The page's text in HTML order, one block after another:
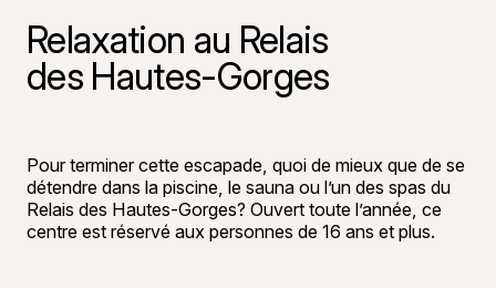
Relaxation au Relais
des Hautes-Gorges
Pour terminer cette escapade, quoi de mieux que de se
détendre dans la piscine, le sauna ou l’un des spas du
Relais des Hautes-Gorges? Ouvert toute l’année, ce
centre est réservé aux personnes de 16 ans et plus.